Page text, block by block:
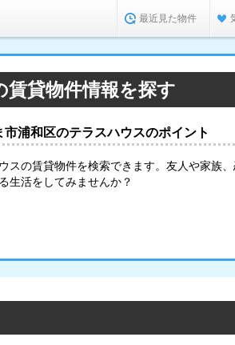
最近見た物件
貸物件情報を探す
市浦和区のテラスハウスのポイント
スの賃貸物件を検索できます。友人や家族
生活をしてみませんか？